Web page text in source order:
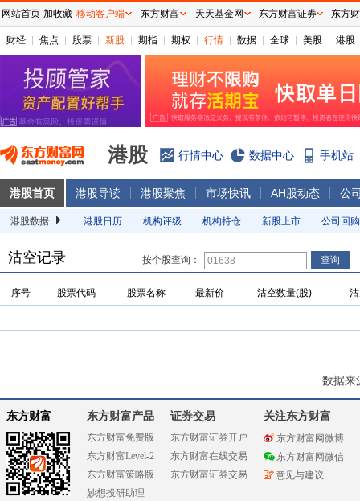
财经 焦点 股票 新股 期指 期权 行情 数据 全球 美股 港股
港股 行情中心 数据中心 手机站
港股首页 港股导读 港股聚焦 市场快讯 AH股动态 公
港股数据 港股日历 机构评级 机构持仓 新股上市 公司回购
沽空记录 按个股查询：
序号 股票代码 股票名称 最新价 沽空数量(股)
数据来
东方财富 东方财富产品
东方财富免费版
东方财富Level-2
东方财富策略版
妙想投研助理
证券交易
东方财富证券开户
东方财富在线交易
东方财富证券交易
关注东方财富
东方财富网微博
东方财富网微信
意见与建议
网站首页 加收藏 移动客户端 东方财富 天天基金网 东方财富证券 东方